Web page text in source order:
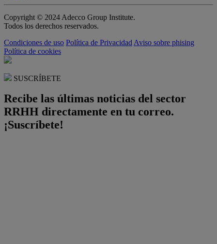
Copyright © 2024 Adecco Group Institute.
Todos los derechos reservados.
Condiciones de uso Política de Privacidad Aviso sobre phising
Política de cookies
SUSCRÍBETE
Recibe las últimas noticias del sector
RRHH directamente en tu correo.
¡Suscríbete!